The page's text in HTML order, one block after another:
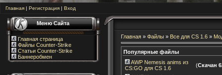
Главная | Регистрация | Вход
Меню Сайта
Главная страница
Файлы Counter-Strike
Статьи Counter-Strike
Баннеробмен
Главная » Файлы » Все для CS 1.6 »
Популярные файлы
AWP Nemesis anims из
CS:GO для CS 1.6
(Скачан